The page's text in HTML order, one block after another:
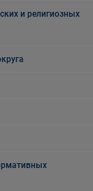
и религиозных